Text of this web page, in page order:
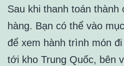
Sau khi thanh toán thành
hàng. Bạn có thể vào
để xem hành trình món
tới kho Trung Quốc, bên